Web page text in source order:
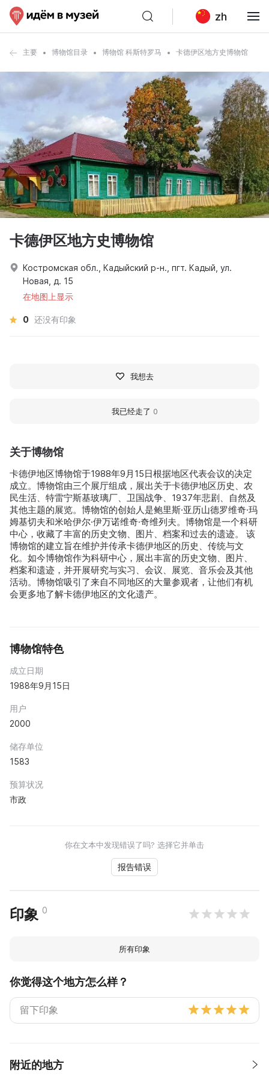
zh
主要 博物馆目录 博物馆 科斯特罗马 卡德伊区地方史博物馆
关于博物馆
卡德伊地区博物馆于1988年9月15日根据地区代表会议的决定
成立。博物馆由三个展厅组成，展出关于卡德伊地区历史、农
民生活、特雷宁斯基玻璃厂、卫国战争、1937年悲剧、自然及
其他主题的展览。博物馆的创始人是鲍里斯·亚历山德罗维奇·玛
姆基切夫和米哈伊尔·伊万诺维奇·奇维列夫。博物馆是一个科研
中心，收藏了丰富的历史文物、图片、档案和过去的遗迹。 该
博物馆的建立旨在维护并传承卡德伊地区的历史、传统与文
化。如今博物馆作为科研中心，展出丰富的历史文物、图片、
档案和遗迹，并开展研究与实习、会议、展览、音乐会及其他
活动。博物馆吸引了来自不同地区的大量参观者，让他们有机
会更多地了解卡德伊地区的文化遗产。
博物馆特色
成立日期
1988年9月15日
用户
2000
储存单位
1583
预算状况
市政
你在文本中发现错误了吗? 选择它并单击
报告错误
印象 0
所有印象
你觉得这个地方怎么样？
附近的地方
卡德伊区地方史博物馆
Костромская обл., Кадыйский р-н., пгт. Кадый, ул.
Новая, д. 15
在地图上显示
0 还没有印象
我想去
我已经走了 0